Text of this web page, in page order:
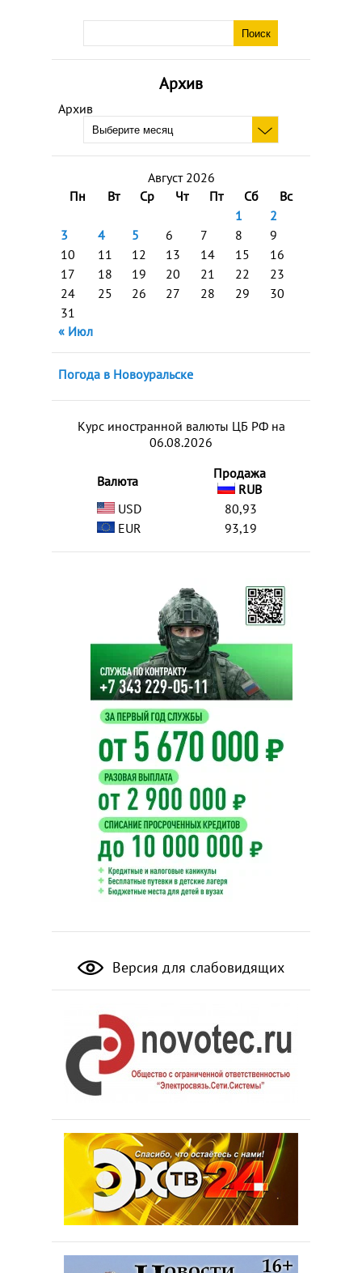
Архив
Архив
Август 2026
Пн
Вт Ср Чт Пт Сб
Вс
1
2
3
4 5 6 7 8
9
10
11 12 13 14 15
16
17
18 19 20 21 22
23
24
25 26 27 28 29
30
31
« Июл
Погода в Новоуральске
Курс иностранной валюты ЦБ РФ на
06.08.2026
Валюта
Продажа
RUB
USD
80,93
EUR
93,19
Версия для слабовидящих